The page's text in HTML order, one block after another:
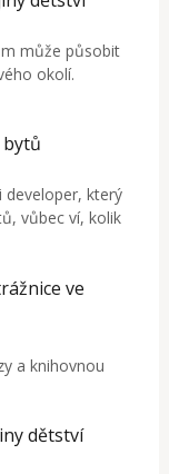
může působit
okolí.
developer, který
vůbec ví, kolik
ve
a knihovnou
dětství